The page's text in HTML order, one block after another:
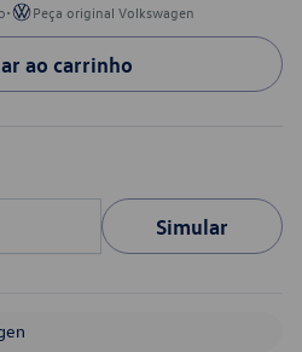
• Peça original Volkswagen
ao carrinho
Simular